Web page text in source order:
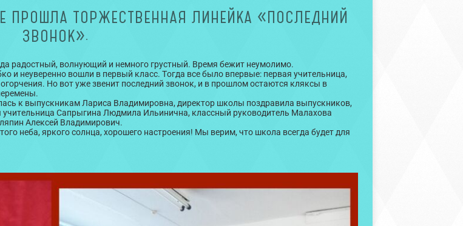
ПРОШЛА ТОРЖЕСТВЕННАЯ ЛИНЕЙКА «ПОСЛЕДНИЙ
ЗВОНОК».
радостный, волнующий и немного грустный. Время бежит неумолимо.
и неуверенно вошли в первый класс. Тогда все было впервые: первая учительница,
Но вот уже звенит последний звонок, и в прошлом остаются кляксы в
к выпускникам Лариса Владимировна, директор школы поздравила выпускников,
Сапрыгина Людмила Ильинична, классный руководитель Малахова
Алексей Владимирович.
неба, яркого солнца, хорошего настроения! Мы верим, что школа всегда будет для